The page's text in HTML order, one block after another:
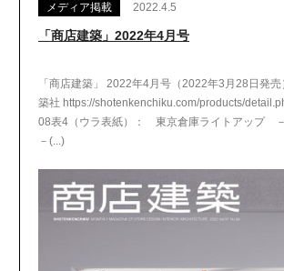
メディア掲載 2022.4.5
「商店建築」2022年4月号
「商店建築」 2022年4月号（2022年3月28日発
築社 https://shotenkenchiku.com/products/
08表4（ウラ表紙）： 東京倉庫ライトアップ
－(...)